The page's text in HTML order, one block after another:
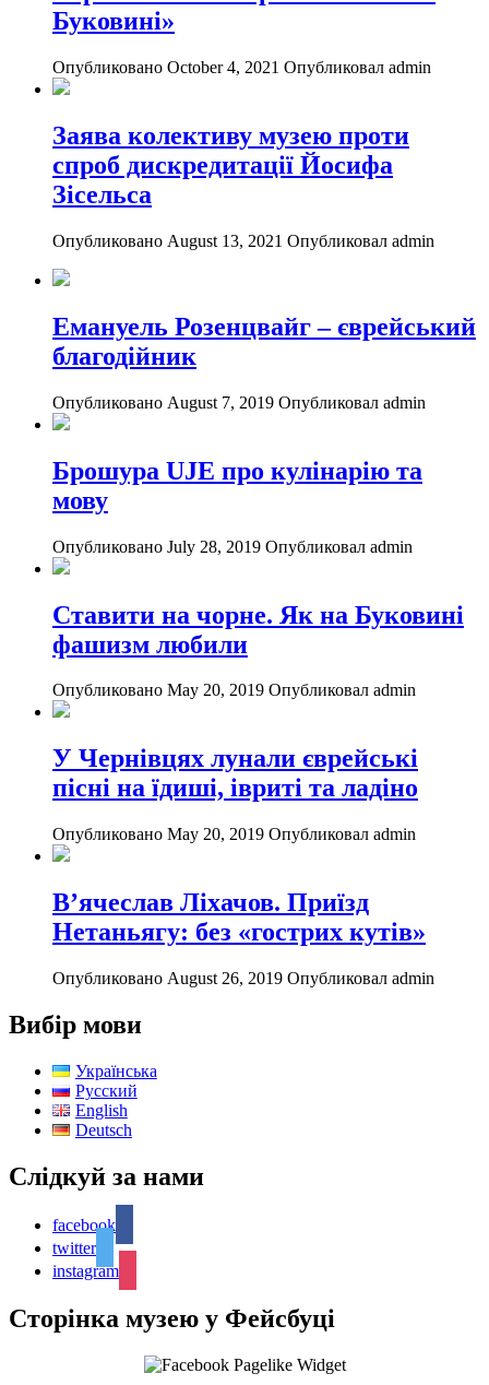
Буковині»
Опубликовано October 4, 2021 Опубликовал admin
Заява колективу музею проти
спроб дискредитації Йосифа
Зісельса
Опубликовано August 13, 2021 Опубликовал admin
Емануель Розенцвайг – єврейський
благодійник
Опубликовано August 7, 2019 Опубликовал admin
Брошура UJE про кулінарію та
мову
Опубликовано July 28, 2019 Опубликовал admin
Ставити на чорне. Як на Буковині
фашизм любили
Опубликовано May 20, 2019 Опубликовал admin
У Чернівцях лунали єврейські
пісні на їдиші, івриті та ладіно
Опубликовано May 20, 2019 Опубликовал admin
В’ячеслав Ліхачов. Приїзд
Нетаньягу: без «гострих кутів»
Опубликовано August 26, 2019 Опубликовал admin
Вибір мови
Українська
Русский
English
Deutsch
Слідкуй за нами
facebook
twitter
instagram
Сторінка музею у Фейсбуці